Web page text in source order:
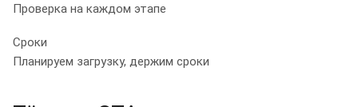
Проверка на каждом этапе
Сроки
Планируем загрузку, держим сроки